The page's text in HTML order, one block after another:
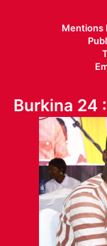
Mentions
Burkina 24